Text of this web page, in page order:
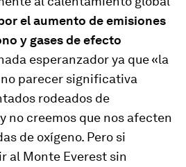
el aumento de emisiones
y gases de efecto
esperanzador ya que «la
parecer significativa
rodeados de
no creemos que nos afecten
de oxígeno. Pero si
al Monte Everest sin